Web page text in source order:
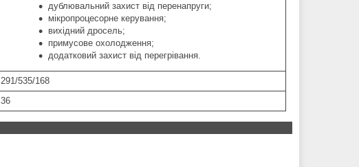
дублювальний захист від перенапруги;
мікропроцесорне керування;
вихідний дросель;
примусове охолодження;
додатковий захист від перегрівання.
291/535/168
36